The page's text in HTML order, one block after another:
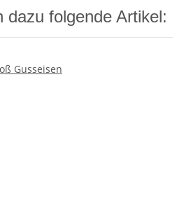
dazu folgende Artikel: